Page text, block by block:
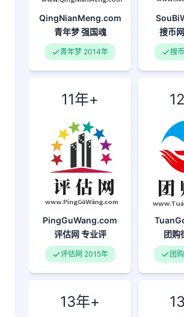
QingNianMeng.com
青年梦强国魂
青年梦 2014年
搜币网
搜
11年+
PingGuWang.com
评估网专业评
评估网 2015年
团购
团
13年+